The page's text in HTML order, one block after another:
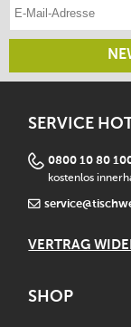
SERVICE
0800 10 80
kostenlos
VERTRAG
SHOP